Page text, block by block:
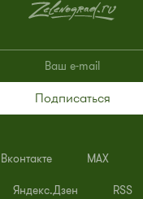
Подписаться
Вконтакте MAX
Яндекс.Дзен RSS